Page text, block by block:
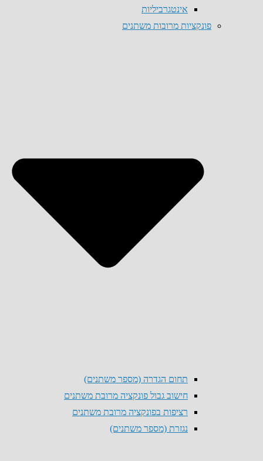
אינטגרביליות
פונקציות מרובות משתנים
תחום הגדרה (מספר משתנים)
חישוב גבול פונקציה מרובת משתנים
רציפות בפונקציה מרובת משתנים
נגזרת (מספר משתנים)